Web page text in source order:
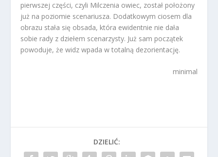
pierwszej części, czyli Milczenia owiec, został położony
już na poziomie scenariusza. Dodatkowym ciosem dla
obrazu stała się obsada, która ewidentnie nie dała
sobie rady z dziełem scenarzysty. Już sam początek
powoduje, że widz wpada w totalną dezorientację.
minimal
DZIELIĆ: